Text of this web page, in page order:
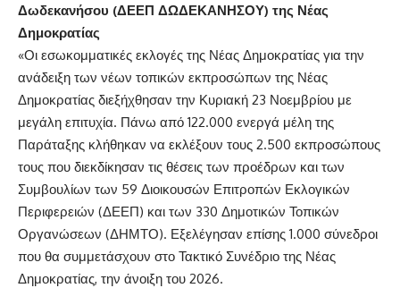
Δωδεκανήσου (ΔΕΕΠ ΔΩΔΕΚΑΝΗΣΟΥ) της Νέας
Δημοκρατίας
«Οι εσωκομματικές εκλογές της Νέας Δημοκρατίας για την
ανάδειξη των νέων τοπικών εκπροσώπων της Νέας
Δημοκρατίας διεξήχθησαν την Κυριακή 23 Νοεμβρίου με
μεγάλη επιτυχία. Πάνω από 122.000 ενεργά μέλη της
Παράταξης κλήθηκαν να εκλέξουν τους 2.500 εκπροσώπους
τους που διεκδίκησαν τις θέσεις των προέδρων και των
Συμβουλίων των 59 Διοικουσών Επιτροπών Εκλογικών
Περιφερειών (ΔΕΕΠ) και των 330 Δημοτικών Τοπικών
Οργανώσεων (ΔΗΜΤΟ). Εξελέγησαν επίσης 1.000 σύνεδροι
που θα συμμετάσχουν στο Τακτικό Συνέδριο της Νέας
Δημοκρατίας, την άνοιξη του 2026.